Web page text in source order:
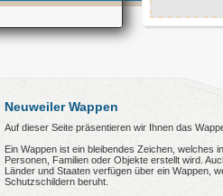
Neuweiler Wappen
Auf dieser Seite präsentieren wir Ihnen das
Ein Wappen ist ein bleibendes Zeichen, welches
Personen, Familien oder Objekte erstellt wird.
Länder und Staaten verfügen über ein Wappen,
Schutzschildern beruht.